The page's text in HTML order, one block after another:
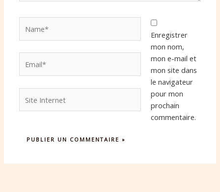
Internet
Enregistrer
mon nom,
mon e-mail et
mon site dans
le navigateur
pour mon
prochain
commentaire.